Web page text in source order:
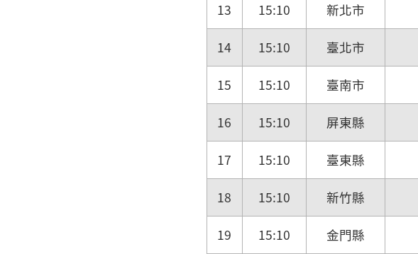
13 15:10 新北市
14 15:10 臺北市
15 15:10 臺南市
16 15:10 屏東縣
17 15:10 臺東縣
18 15:10 新竹縣
19 15:10 金門縣